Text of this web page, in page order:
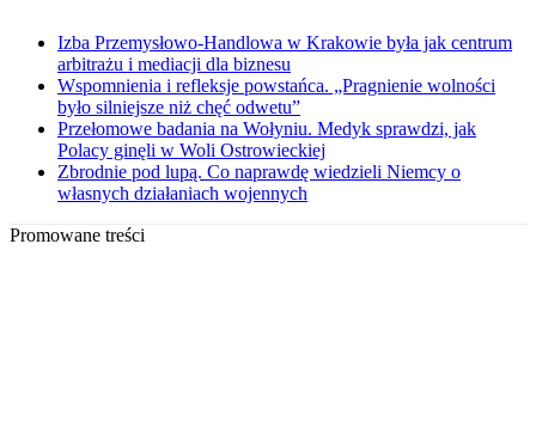
Izba Przemysłowo-Handlowa w Krakowie była jak centrum
arbitrażu i mediacji dla biznesu
Wspomnienia i refleksje powstańca. „Pragnienie wolności
było silniejsze niż chęć odwetu”
Przełomowe badania na Wołyniu. Medyk sprawdzi, jak
Polacy ginęli w Woli Ostrowieckiej
Zbrodnie pod lupą. Co naprawdę wiedzieli Niemcy o
własnych działaniach wojennych
Promowane treści